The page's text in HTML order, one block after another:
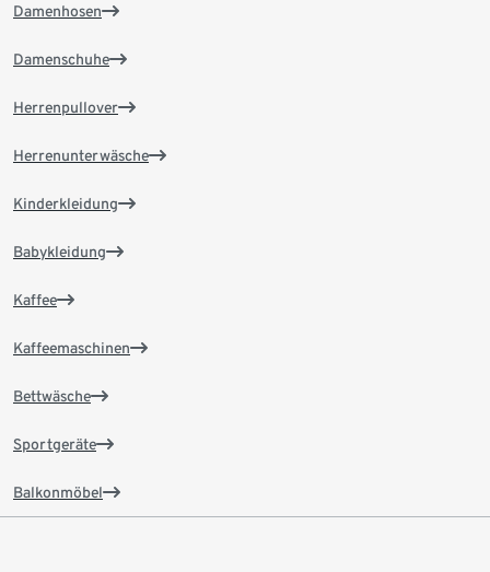
Damenhosen
Damenschuhe
Herrenpullover
Herrenunterwäsche
Kinderkleidung
Babykleidung
Kaffee
Kaffeemaschinen
Bettwäsche
Sportgeräte
Balkonmöbel